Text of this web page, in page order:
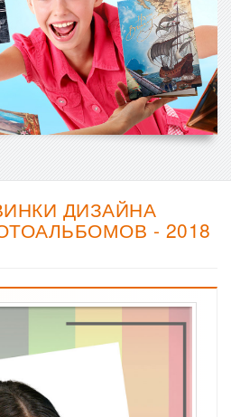
ДИЗАЙНА
- 2018